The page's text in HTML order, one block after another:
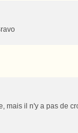
mais il n'y a pas de